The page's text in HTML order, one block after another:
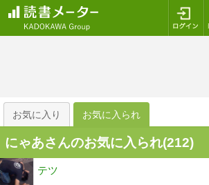
お気に入り お気に入られ
にゃあさんのお気に入られ(212)
テツ